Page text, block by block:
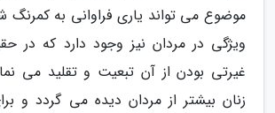
موضوع می تواند یاری فراوانی به
ویژگی در مردان نیز وجود دارد که در
غیرتی بودن از آن تبعیت و تقلید می
زنان بیشتر از مردان دیده می گردد و